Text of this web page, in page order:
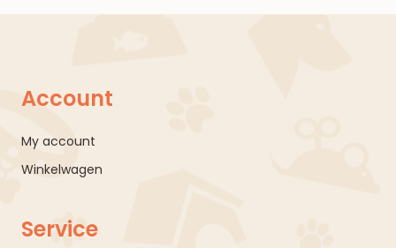
Account
My account
Winkelwagen
Service